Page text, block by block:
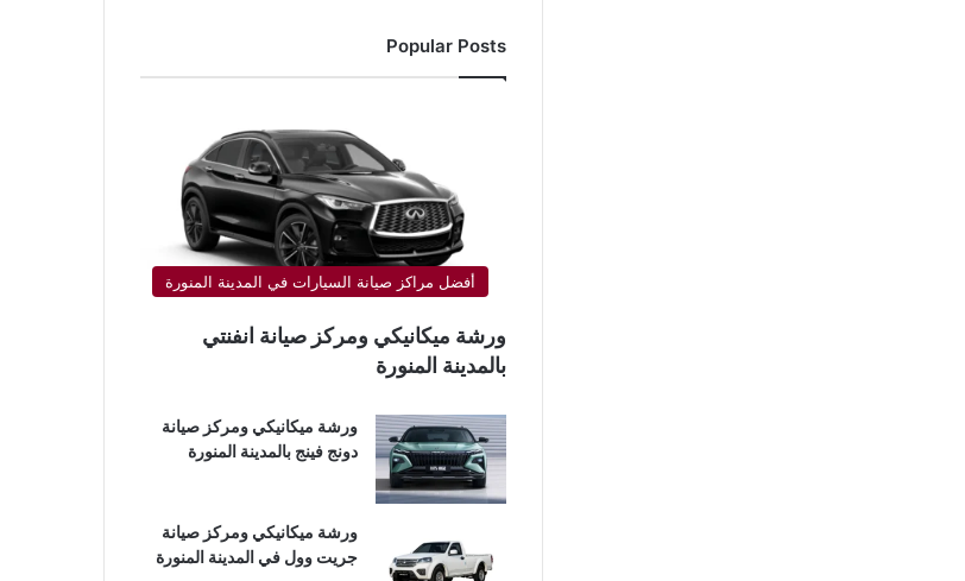
Popular Posts
أفضل مراكز صيانة السيارات في المدينة المنورة
ورشة ميكانيكي ومركز صيانة انفنتي
بالمدينة المنورة
ورشة ميكانيكي ومركز صيانة
دونج فينج بالمدينة المنورة
ورشة ميكانيكي ومركز صيانة
جريت وول في المدينة المنورة